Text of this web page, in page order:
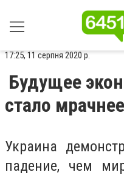
17:25, 11 серпня 2020 р.
Будущее
стало мрачнее
Украина
падение, чем